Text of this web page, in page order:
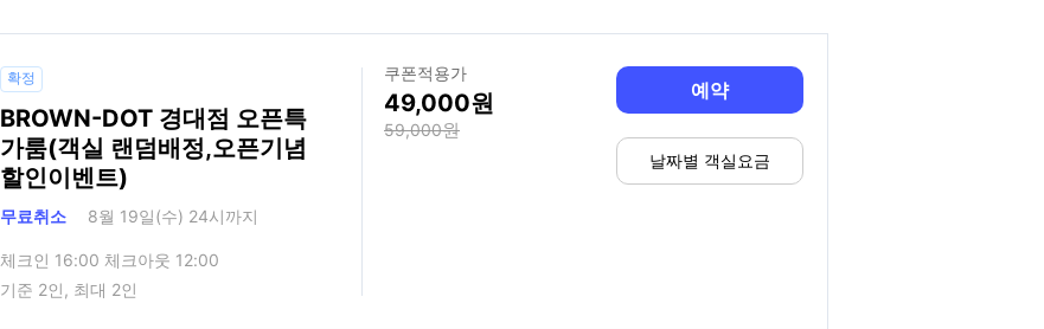
확정
BROWN-DOT 경대점 오픈특
가룸(객실 랜덤배정,오픈기념
할인이벤트)
무료취소 8월 19일(수) 24시까지
체크인 16:00 체크아웃 12:00
기준 2인, 최대 2인
쿠폰적용가
49,000
59,000
예약
날짜별 객실요금